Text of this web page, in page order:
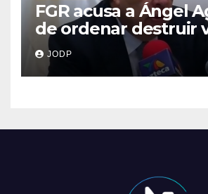
FGR acusa a Ángel
de ordenar destruir
clave del caso
JODP